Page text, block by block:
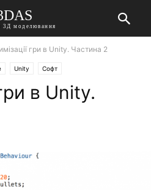
3Д моделювання
гри в Unity. Частина 2
Unity Софт
в Unity.